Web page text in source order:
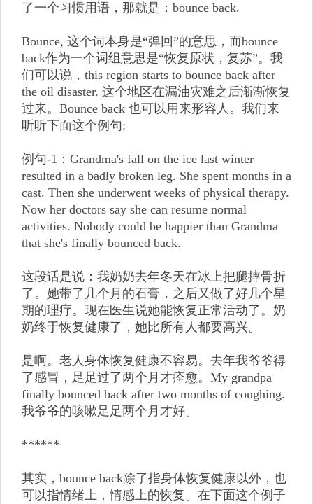
了一个习惯用语，那就是：bounce back.
Bounce, 这个词本身是“弹回”的意思，而bounce
back作为一个词组意思是“恢复原状，复苏”。我
们可以说，this region starts to bounce back after
the oil disaster. 这个地区在漏油灾难之后渐渐恢复
过来。Bounce back 也可以用来形容人。我们来
听听下面这个例句:
例句-1：Grandma's fall on the ice last winter
resulted in a badly broken leg. She spent months in a
cast. Then she underwent weeks of physical therapy.
Now her doctors say she can resume normal
activities. Nobody could be happier than Grandma
that she's finally bounced back.
这段话是说：我奶奶去年冬天在冰上把腿摔骨折
了。她带了几个月的石膏，之后又做了好几个星
期的理疗。现在医生说她能恢复正常活动了。奶
奶终于恢复健康了，她比所有人都要高兴。
是啊。老人身体恢复健康不容易。去年我爷爷得
了感冒，足足过了两个月才痊愈。My grandpa
finally bounced back after two months of coughing.
我爷爷的咳嗽足足两个月才好。
******
其实，bounce back除了指身体恢复健康以外，也
可以指情绪上，情感上的恢复。在下面这个例子